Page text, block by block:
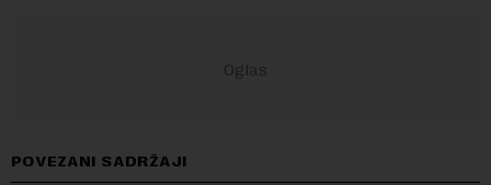
POVEZANI SADRŽAJI